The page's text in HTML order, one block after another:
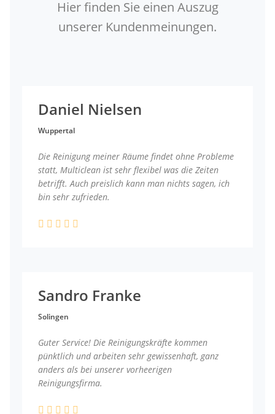
Hier finden Sie einen Auszug
unserer Kundenmeinungen.
Daniel Nielsen
Wuppertal
Die Reinigung meiner Räume findet ohne Probleme
statt, Multiclean ist sehr flexibel was die Zeiten
betrifft. Auch preislich kann man nichts sagen, ich
bin sehr zufrieden.
Sandro Franke
Solingen
Guter Service! Die Reinigungskräfte kommen
pünktlich und arbeiten sehr gewissenhaft, ganz
anders als bei unserer vorheerigen
Reinigungsfirma.